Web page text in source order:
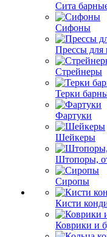
Сита
Сифоны
Прессы для
Стрейнеры
Терки
Фартуки
Шейкеры
Штопоры,
Сиропы
Кисти
Коврики и